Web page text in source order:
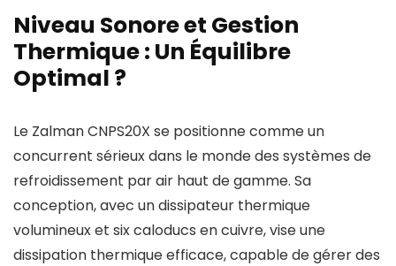
Niveau Sonore et Gestion
Thermique : Un Équilibre
Optimal ?
Le Zalman CNPS20X se positionne comme un
concurrent sérieux dans le monde des systèmes de
refroidissement par air haut de gamme. Sa
conception, avec un dissipateur thermique
volumineux et six caloducs en cuivre, vise une
dissipation thermique efficace, capable de gérer des